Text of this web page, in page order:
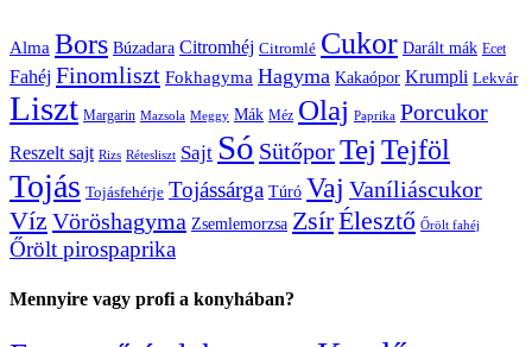
Alma Bors Búzadara Citromhéj Citromlé Cukor Darált mák Ecet
Fahéj Finomliszt Fokhagyma Hagyma Kakaópor Krumpli Lekvár
Liszt Margarin Mazsola Meggy Mák Méz Olaj Paprika Porcukor
Reszelt sajt Rizs Rétesliszt Sajt Só SütőporTej Tejföl
Tojás Tojásfehérje Tojássárga Túró Vaj Vaníliáscukor
Víz Vöröshagyma Zsemlemorzsa ZsírÉlesztő Őrölt fahéj
Őrölt pirospaprika
Mennyire vagy profi a konyhában?